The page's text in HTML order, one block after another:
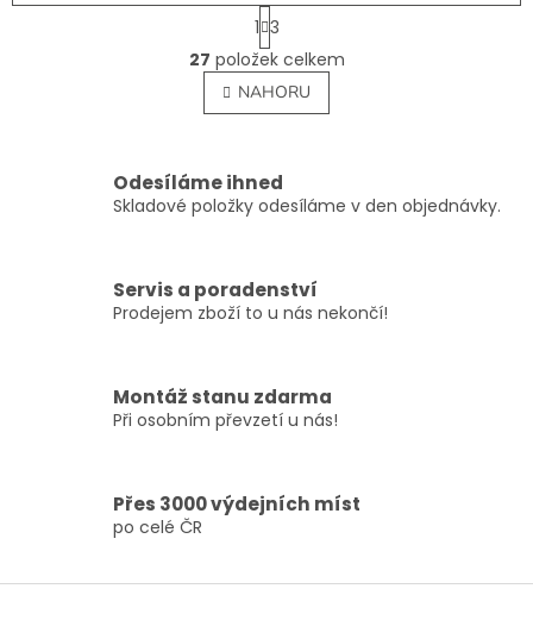
O
v
l
á
c
í
k
y
p
i
s
S
t
r
á
n
k
á
n
í
1 3
27 položek celkem
NAHORU
Odesíláme ihned
Skladové položky odesíláme v den objednávky.
Servis a poradenství
Prodejem zboží to u nás nekončí!
Montáž stanu zdarma
Při osobním převzetí u nás!
Přes 3000 výdejních míst
po celé ČR
Z